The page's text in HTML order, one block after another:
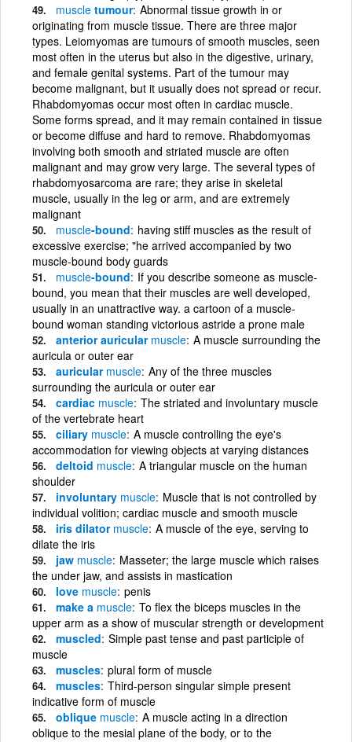
muscle tumour Abnormal tissue growth in or
originating from muscle tissue. There are three major
types. Leiomyomas are tumours of smooth muscles, seen
most often in the uterus but also in the digestive, urinary,
and female genital systems. Part of the tumour may
become malignant, but it usually does not spread or recur.
Rhabdomyomas occur most often in cardiac muscle.
Some forms spread, and it may remain contained in tissue
or become diffuse and hard to remove. Rhabdomyomas
involving both smooth and striated muscle are often
malignant and may grow very large. The several types of
rhabdomyosarcoma are rare; they arise in skeletal
muscle, usually in the leg or arm, and are extremely
malignant
muscle-bound having stiff muscles as the result of
excessive exercise; "he arrived accompanied by two
muscle-bound body guards
muscle-bound If you describe someone as muscle-
bound, you mean that their muscles are well developed,
usually in an unattractive way. a cartoon of a muscle-
bound woman standing victorious astride a prone male
anterior auricular muscle A muscle surrounding the
auricula or outer ear
auricular muscle Any of the three muscles
surrounding the auricula or outer ear
cardiac muscle The striated and involuntary muscle
of the vertebrate heart
ciliary muscle A muscle controlling the eye's
accommodation for viewing objects at varying distances
deltoid muscle A triangular muscle on the human
shoulder
involuntary muscle Muscle that is not controlled by
individual volition; cardiac muscle and smooth muscle
iris dilator muscle A muscle of the eye, serving to
dilate the iris
jaw muscle Masseter; the large muscle which raises
the under jaw, and assists in mastication
love muscle penis
make a muscle To flex the biceps muscles in the
upper arm as a show of muscular strength or development
muscled Simple past tense and past participle of
muscle
muscles plural form of muscle
muscles Third-person singular simple present
indicative form of muscle
oblique muscle A muscle acting in a direction
oblique to the mesial plane of the body, or to the